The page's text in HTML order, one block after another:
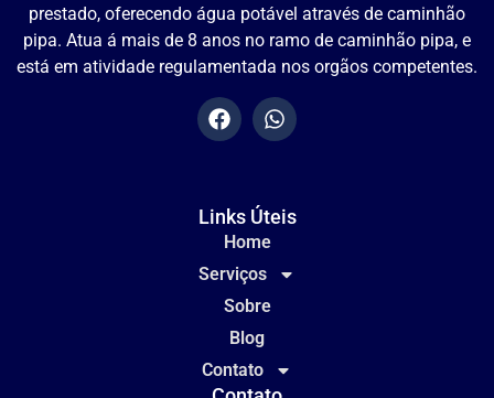
prestado, oferecendo água potável através de caminhão
pipa. Atua á mais de 8 anos no ramo de caminhão pipa, e
está em atividade regulamentada nos orgãos competentes.
Links Úteis
Home
Serviços
Sobre
Blog
Contato